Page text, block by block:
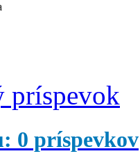
príspevok
0 príspevkov